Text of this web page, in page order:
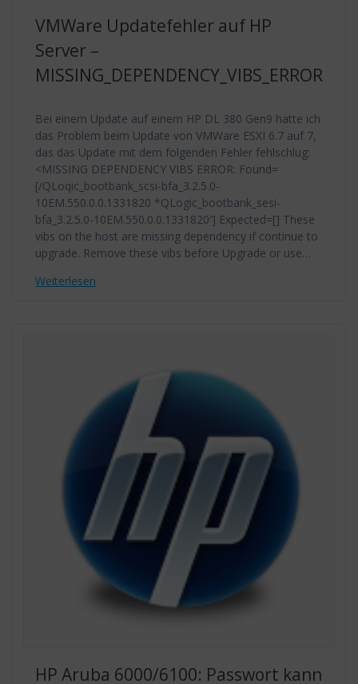
VMWare Updatefehler auf HP
Server –
MISSING_DEPENDENCY_VIBS_ERROR
Bei einem Update auf einem HP DL 380 Gen9 hatte ich
das Problem beim Update von VMWare ESXI 6.7 auf 7,
das das Update mit dem folgenden Fehler fehlschlug:
<MISSING DEPENDENCY VIBS ERROR: Found=
[/QLoqic_bootbank_scsi-bfa_3.2.5.0-
10EM.550.0.0.1331820 *QLogic_bootbank_sesi-
bfa_3.2.5.0-10EM.550.0.0.1331820′] Expected=[] These
vibs on the host are missing dependency if continue to
upgrade. Remove these vibs before Upgrade or use…
Weiterlesen
HP Aruba 6000/6100: Passwort kann